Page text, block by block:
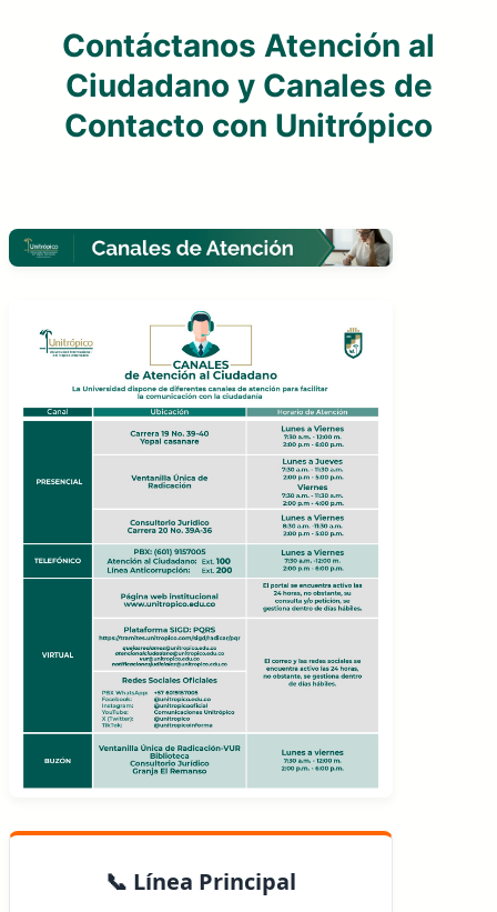
Contáctanos Atención al
Ciudadano y Canales de
Contacto con Unitrópico
📞 Línea Principal